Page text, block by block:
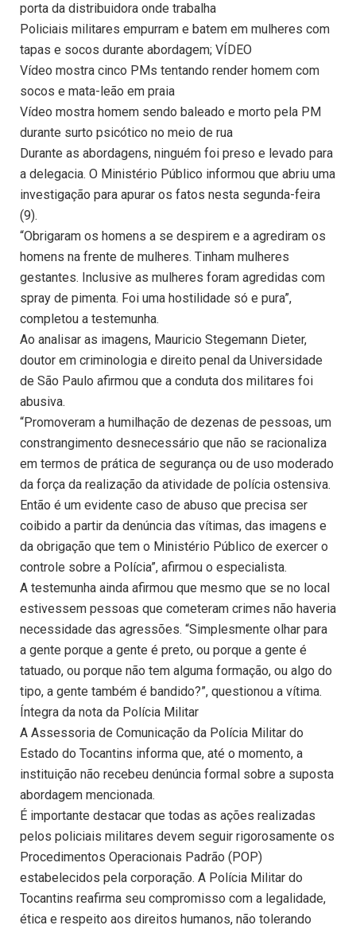
porta da distribuidora onde trabalha
Policiais militares empurram e batem em mulheres com
tapas e socos durante abordagem; VÍDEO
Vídeo mostra cinco PMs tentando render homem com
socos e mata-leão em praia
Vídeo mostra homem sendo baleado e morto pela PM
durante surto psicótico no meio de rua
Durante as abordagens, ninguém foi preso e levado para
a delegacia. O Ministério Público informou que abriu uma
investigação para apurar os fatos nesta segunda-feira
(9).
“Obrigaram os homens a se despirem e a agrediram os
homens na frente de mulheres. Tinham mulheres
gestantes. Inclusive as mulheres foram agredidas com
spray de pimenta. Foi uma hostilidade só e pura”,
completou a testemunha.
Ao analisar as imagens, Mauricio Stegemann Dieter,
doutor em criminologia e direito penal da Universidade
de São Paulo afirmou que a conduta dos militares foi
abusiva.
“Promoveram a humilhação de dezenas de pessoas, um
constrangimento desnecessário que não se racionaliza
em termos de prática de segurança ou de uso moderado
da força da realização da atividade de polícia ostensiva.
Então é um evidente caso de abuso que precisa ser
coibido a partir da denúncia das vítimas, das imagens e
da obrigação que tem o Ministério Público de exercer o
controle sobre a Polícia”, afirmou o especialista.
A testemunha ainda afirmou que mesmo que se no local
estivessem pessoas que cometeram crimes não haveria
necessidade das agressões. “Simplesmente olhar para
a gente porque a gente é preto, ou porque a gente é
tatuado, ou porque não tem alguma formação, ou algo do
tipo, a gente também é bandido?”, questionou a vítima.
Íntegra da nota da Polícia Militar
A Assessoria de Comunicação da Polícia Militar do
Estado do Tocantins informa que, até o momento, a
instituição não recebeu denúncia formal sobre a suposta
abordagem mencionada.
É importante destacar que todas as ações realizadas
pelos policiais militares devem seguir rigorosamente os
Procedimentos Operacionais Padrão (POP)
estabelecidos pela corporação. A Polícia Militar do
Tocantins reafirma seu compromisso com a legalidade,
ética e respeito aos direitos humanos, não tolerando